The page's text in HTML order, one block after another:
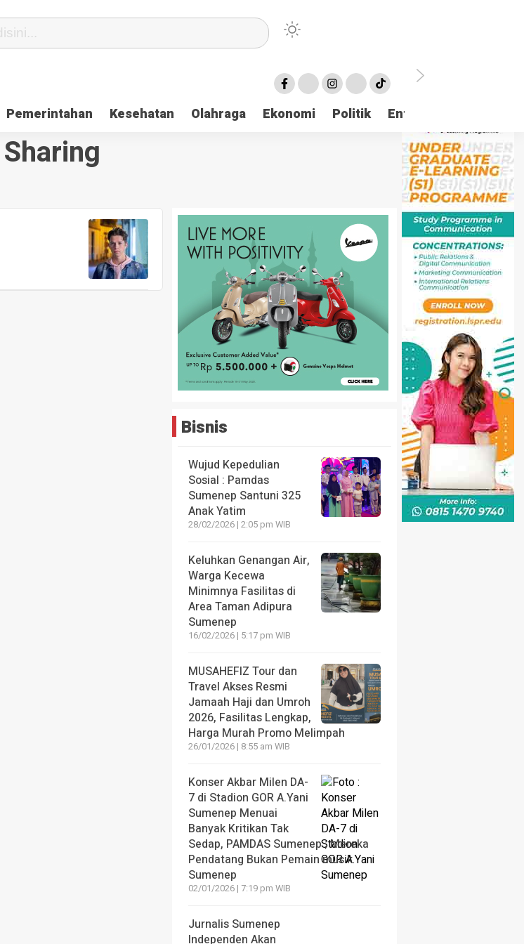
Pemerintahan Kesehatan Olahraga Ekonomi Politik Entertaintment
Sharing
Bisnis
Wujud Kepedulian
Sosial : Pamdas
Sumenep Santuni 325
Anak Yatim
28/02/2026 | 2:05 pm WIB
Keluhkan Genangan Air,
Warga Kecewa
Minimnya Fasilitas di
Area Taman Adipura
Sumenep
16/02/2026 | 5:17 pm WIB
MUSAHEFIZ Tour dan
Travel Akses Resmi
Jamaah Haji dan Umroh
2026, Fasilitas Lengkap,
Harga Murah Promo Melimpah
26/01/2026 | 8:55 am WIB
Konser Akbar Milen DA-
7 di Stadion GOR A.Yani
Sumenep Menuai
Banyak Kritikan Tak
Sedap, PAMDAS Sumenep ; Mereka
Pendatang Bukan Pemain musik
Sumenep
02/01/2026 | 7:19 pm WIB
Jurnalis Sumenep
Independen Akan